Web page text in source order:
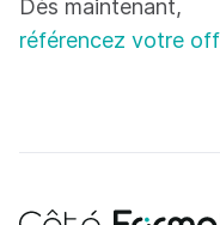
Dès maintenant,
référencez votre